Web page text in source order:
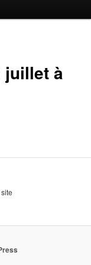
juillet à